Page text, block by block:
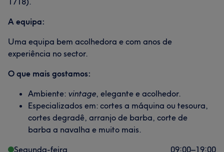
A equipa:
Uma equipa bem acolhedora e com anos de
experiência no sector.
O que mais gostamos:
Ambiente: vintage, elegante e acolhedor.
Especializados em: cortes a máquina ou tesoura,
cortes degradê, arranjo de barba, corte de
barba a navalha e muito mais.
Segunda-feira
09:00–19:00